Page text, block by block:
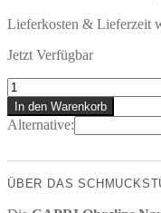
Lieferkosten & Lieferzeit
Jetzt Verfügbar
CAPRI
Ohrclips
Menge
In den Warenkorb
Alternative:
ÜBER DAS